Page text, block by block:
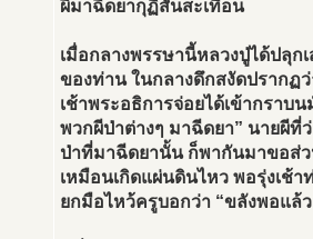
ผีมาฉีดยากุฏิสั่นสะเทือน
เมื่อกลางพรรษานี้หลวงปู่ได้ปลุก
ของท่าน ในกลางดึกสงัดปรากฏ
เช้าพระอธิการจ่อยได้เข้ากราบ
พวกผีป่าต่างๆ มาฉีดยา” นายผีที่
ป่าที่มาฉีดยานั้น ก็พากันมาขอส่
เหมือนเกิดแผ่นดินไหว พอรุ่งเช้
ยกมือไหว้ครูบอกว่า “ขลังพอแล้ว